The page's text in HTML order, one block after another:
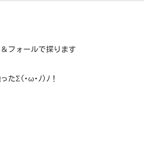
フォールで探ります
たΣ(･ω･ﾉ)ﾉ！